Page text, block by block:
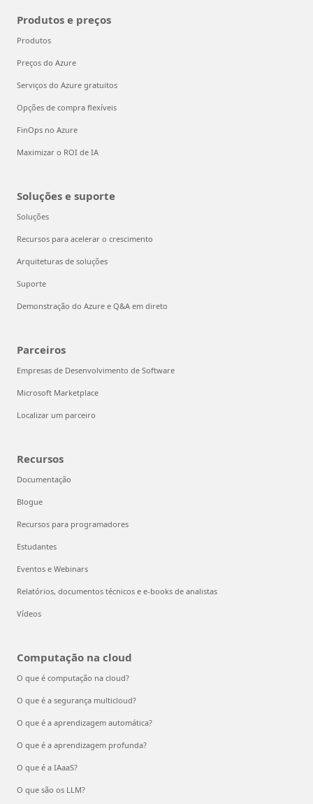
Produtos e preços
Produtos
Preços do Azure
Serviços do Azure gratuitos
Opções de compra flexíveis
FinOps no Azure
Maximizar o ROI de IA
Soluções e suporte
Soluções
Recursos para acelerar o crescimento
Arquiteturas de soluções
Suporte
Demonstração do Azure e Q&A em direto
Parceiros
Empresas de Desenvolvimento de Software
Microsoft Marketplace
Localizar um parceiro
Recursos
Documentação
Blogue
Recursos para programadores
Estudantes
Eventos e Webinars
Relatórios, documentos técnicos e e-books de analistas
Vídeos
Computação na cloud
O que é computação na cloud?
O que é a segurança multicloud?
O que é a aprendizagem automática?
O que é a aprendizagem profunda?
O que é a IAaaS?
O que são os LLM?